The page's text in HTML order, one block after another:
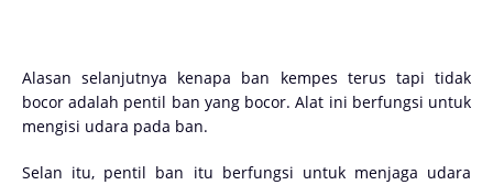
Alasan selanjutnya kenapa ban kempes terus tapi tidak
bocor adalah pentil ban yang bocor. Alat ini berfungsi untuk
mengisi udara pada ban.
Selan itu, pentil ban itu berfungsi untuk menjaga udara